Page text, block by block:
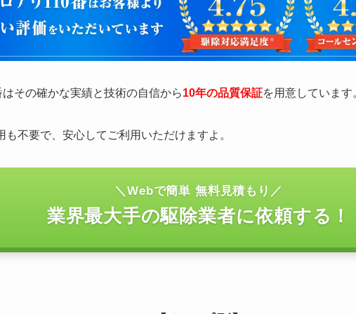
その確かな実績と技術の自信から10年の品質保証を用意しています
も不要で、安心してご利用いただけますよ。
＼Webで簡単 無料見積もり／
業界最大手の駆除業者に依頼する！